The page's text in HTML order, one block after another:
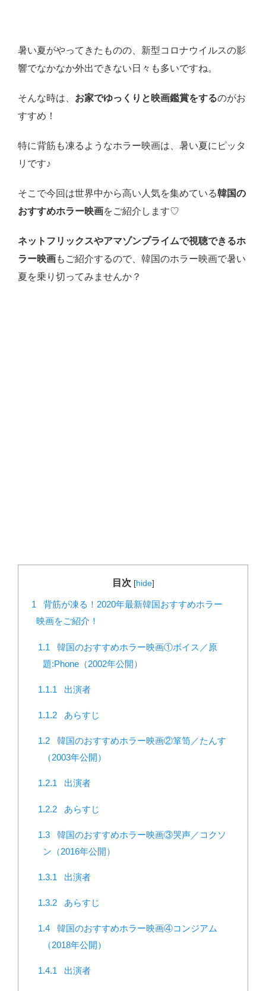
暑い夏がやってきたものの、新型コロナウイルスの影
響でなかなか外出できない日々も多いですね。
そんな時は、 お家でゆっくりと映画鑑賞をするのがお
すすめ！
特に背筋も凍るようなホラー映画は、暑い夏にピッタ
リです♪
そこで今回は世界中から高い人気を集めている韓国の
おすすめホラー映画をご紹介します♡
ネットフリックスやアマゾンプライムで視聴できるホ
ラー映画もご紹介するので、韓国のホラー映画で暑い
夏を乗り切ってみませんか？
目次 [hide]
1
背筋が凍る！2020年最新韓国おすすめホラー
映画をご紹介！
1.1
韓国のおすすめホラー映画①ボイス／原
題:Phone（2002年公開）
1.1.1 出演者
1.1.2 あらすじ
1.2
韓国のおすすめホラー映画②箪笥／たんす
（2003年公開）
1.2.1 出演者
1.2.2 あらすじ
1.3
韓国のおすすめホラー映画③哭声／コクソ
ン（2016年公開）
1.3.1 出演者
1.3.2 あらすじ
1.4
韓国のおすすめホラー映画④コンジアム
（2018年公開）
1.4.1 出演者